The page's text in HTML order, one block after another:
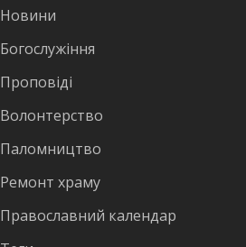
Новини
Богослужіння
Проповіді
Волонтерство
Паломництво
Ремонт храму
Православний календар